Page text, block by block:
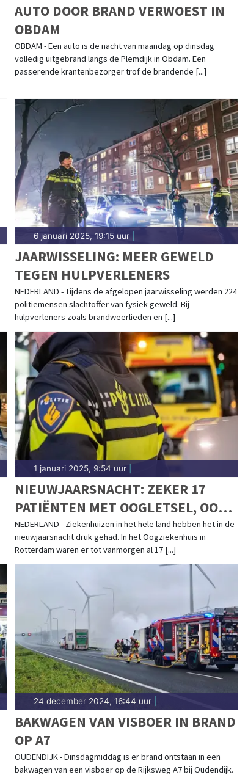
AUTO DOOR BRAND VERWOEST IN
OBDAM
OBDAM - Een auto is de nacht van maandag op dinsdag
volledig uitgebrand langs de Plemdijk in Obdam. Een
passerende krantenbezorger trof de brandende [...]
6 januari 2025, 19:15 uur|
JAARWISSELING: MEER GEWELD
TEGEN HULPVERLENERS
NEDERLAND - Tijdens de afgelopen jaarwisseling werden 224
politiemensen slachtoffer van fysiek geweld. Bij
hulpverleners zoals brandweerlieden en [...]
1 januari 2025, 9:54 uur|
NIEUWJAARSNACHT: ZEKER 17
PATIËNTEN MET OOGLETSEL, OOK
VEEL ALCOHOLVERGIFTIGING
ONDER JONGEREN
NEDERLAND - Ziekenhuizen in het hele land hebben het in de
nieuwjaarsnacht druk gehad. In het Oogziekenhuis in
Rotterdam waren er tot vanmorgen al 17 [...]
24 december 2024, 16:44 uur|
BAKWAGEN VAN VISBOER IN BRAND
OP A7
OUDENDIJK - Dinsdagmiddag is er brand ontstaan in een
bakwagen van een visboer op de Rijksweg A7 bij Oudendijk.